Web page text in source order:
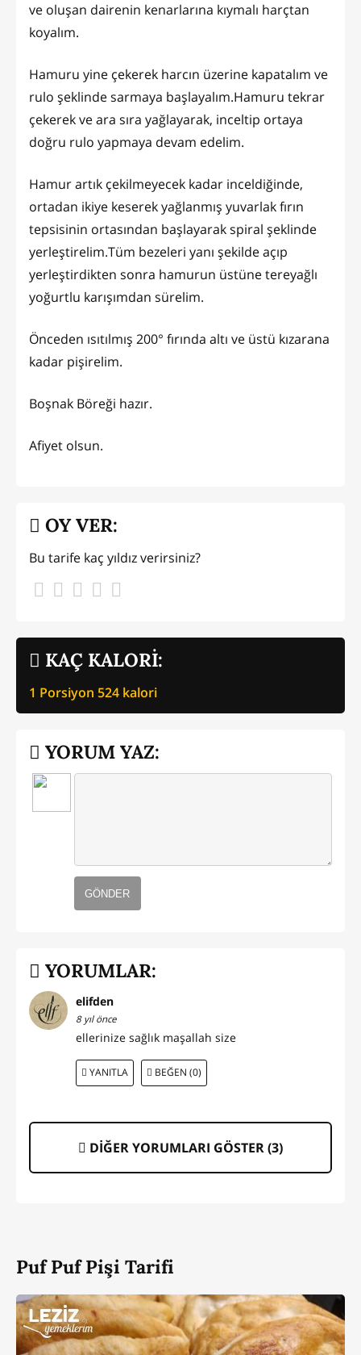
ve oluşan dairenin kenarlarına kıymalı harçtan
koyalım.
Hamuru yine çekerek harcın üzerine kapatalım ve
rulo şeklinde sarmaya başlayalım.Hamuru tekrar
çekerek ve ara sıra yağlayarak, inceltip ortaya
doğru rulo yapmaya devam edelim.
Hamur artık çekilmeyecek kadar inceldiğinde,
ortadan ikiye keserek yağlanmış yuvarlak fırın
tepsisinin ortasından başlayarak spiral şeklinde
yerleştirelim.Tüm bezeleri yanı şekilde açıp
yerleştirdikten sonra hamurun üstüne tereyağlı
yoğurtlu karışımdan sürelim.
Önceden ısıtılmış 200° fırında altı ve üstü kızarana
kadar pişirelim.
Boşnak Böreği hazır.
Afiyet olsun.
KAÇ KALORİ:
1 Porsiyon 524 kalori
OY VER:
Bu tarife kaç yıldız verirsiniz?
YORUM YAZ:
GÖNDER
YORUMLAR:
elifden
8 yıl önce
ellerinize sağlık maşallah size
YANITLA BEĞEN (0)
DİĞER YORUMLARI GÖSTER (3)
Puf Puf Pişi Tarifi